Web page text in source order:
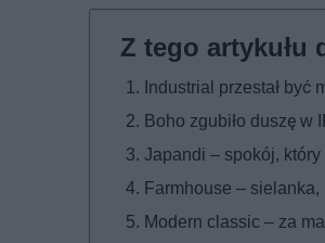
Industrial przestał być
Boho zgubiło duszę w
Japandi – spokój,
Farmhouse – sielanka,
Modern classic – za